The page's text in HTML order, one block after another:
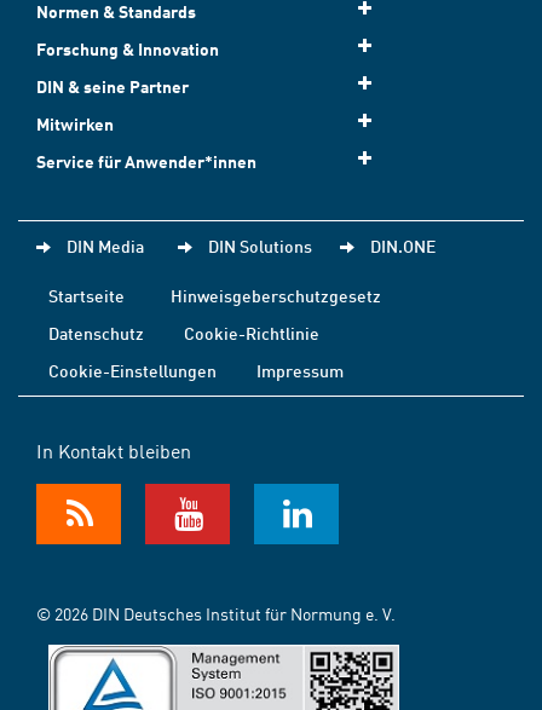
Normen & Standards
Forschung & Innovation
DIN & seine Partner
Mitwirken
Service für Anwender*innen
DIN Media DIN Solutions DIN.ONE
Startseite
Hinweisgeberschutzgesetz
Datenschutz
Cookie-Richtlinie
Cookie-Einstellungen
Impressum
In Kontakt bleiben
© 2026 DIN Deutsches Institut für Normung e. V.